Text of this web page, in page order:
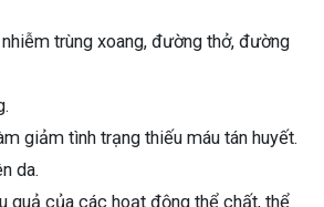
trùng xoang, đường thở, đường
giảm tình trạng thiếu máu tán huyết.
da.
quả của các hoạt động thể chất, thể